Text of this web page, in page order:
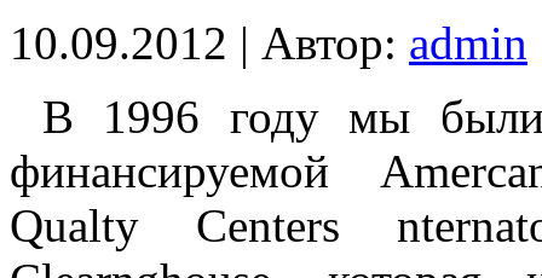
10.09.2012 | Автор: admin
В 1996 году мы
финансируемой
Qualty Centers